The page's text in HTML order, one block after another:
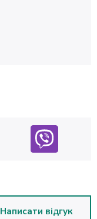
Написати відгук